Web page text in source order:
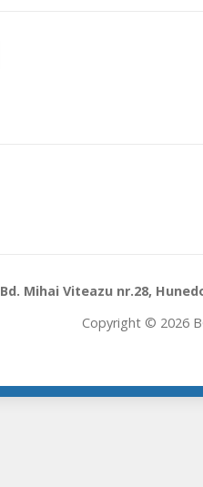
Bd. Mihai Viteazu nr.28,
Copyright © 2026